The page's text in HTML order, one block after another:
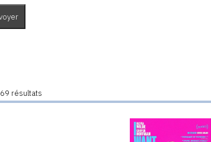
résultats